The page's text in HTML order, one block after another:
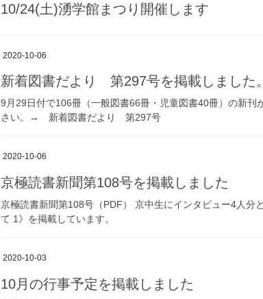
10/24(土)湧学館まつり開催します
2020-10-06
新着図書だより 第297号を掲載しました。
9月29日付で106冊（一般図書66冊・児童図書40冊）の新
さい。→ 新着図書だより 第297号
2020-10-06
京極読書新聞第108号を掲載しました
京極読書新聞第108号（PDF） 京中生にインタビュー4人分
て 1》を掲載しています。
2020-10-03
10月の行事予定を掲載しました